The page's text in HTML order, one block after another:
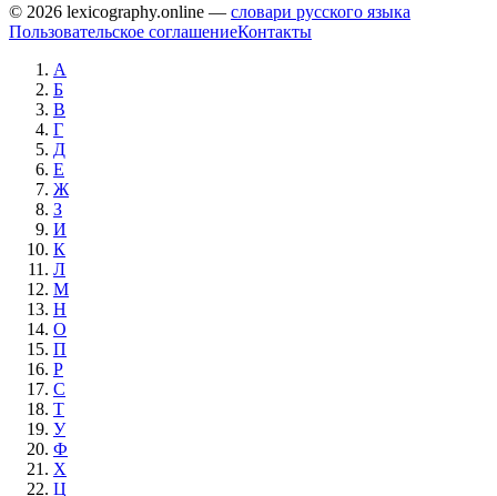
© 2026 lexicography.online — словари русского языка
Пользовательское соглашениеКонтакты
А
Б
В
Г
Д
Е
Ж
З
И
К
Л
М
Н
О
П
Р
С
Т
У
Ф
Х
Ц